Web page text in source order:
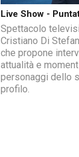
Live Show -
Spettacolo
Cristiano Di
che propone
attualità e
personaggi dello
profilo.